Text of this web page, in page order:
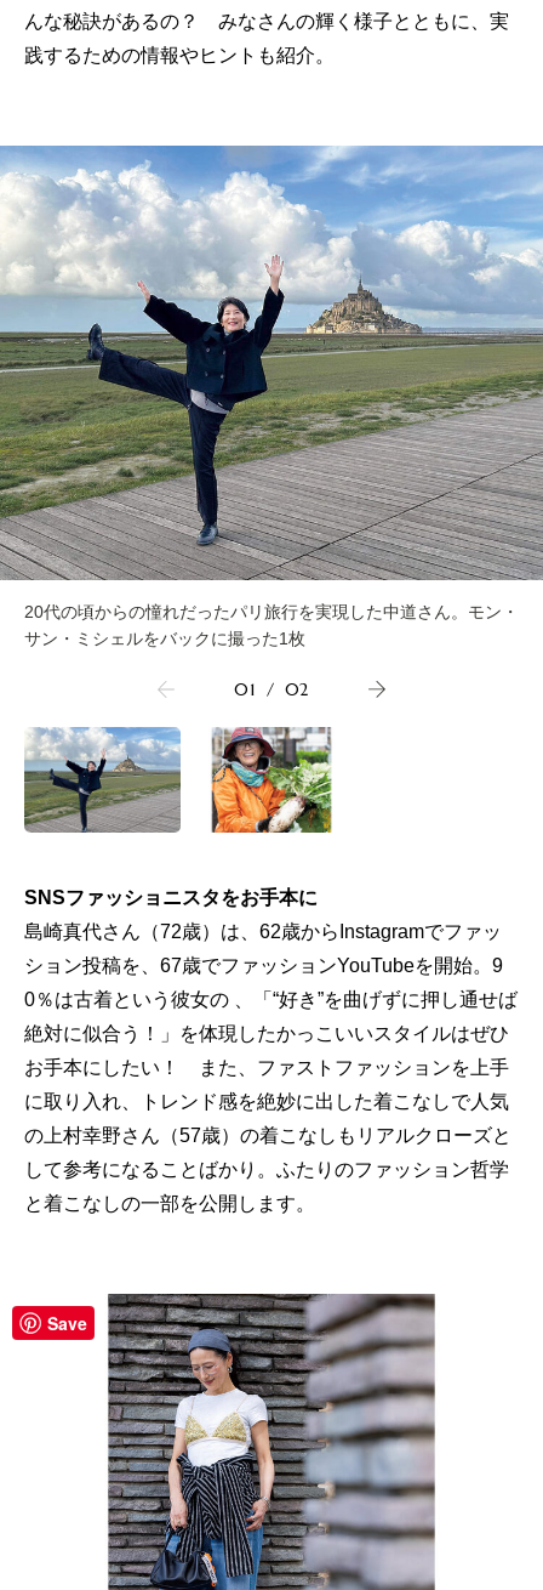
んな秘訣があるの？ みなさんの輝く様子とともに、実
践するための情報やヒントも紹介。
20代の頃からの憧れだったパリ旅行を実現した中道さん。モン・
サン・ミシェルをバックに撮った1枚
01 / 02
SNSファッショニスタをお手本に
島崎真代さん（72歳）は、62歳からInstagramでファッ
ション投稿を、67歳でファッションYouTubeを開始。9
0％は古着という彼女の 、「“好き”を曲げずに押し通せば
絶対に似合う！」を体現したかっこいいスタイルはぜひ
お手本にしたい！ また、ファストファッションを上手
に取り入れ、トレンド感を絶妙に出した着こなしで人気
の上村幸野さん（57歳）の着こなしもリアルクローズと
して参考になることばかり。ふたりのファッション哲学
と着こなしの一部を公開します。
Save